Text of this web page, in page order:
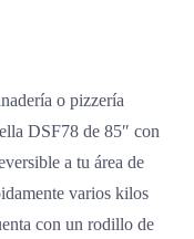
o pizzería
DSF78 de 85″ con
a tu área de
varios kilos
con un rodillo de